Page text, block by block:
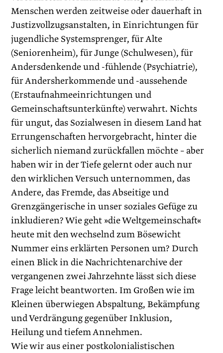
Menschen werden zeitweise oder dauerhaft in
Justizvollzugsanstalten, in Einrichtungen für
jugendliche Systemsprenger, für Alte
(Seniorenheim), für Junge (Schulwesen), für
Andersdenkende und -fühlende (Psychiatrie),
für Andersherkommende und -aussehende
(Erstaufnahmeeinrichtungen und
Gemeinschaftsunterkünfte) verwahrt. Nichts
für ungut, das Sozialwesen in diesem Land hat
Errungenschaften hervorgebracht, hinter die
sicherlich niemand zurückfallen möchte – aber
haben wir in der Tiefe gelernt oder auch nur
den wirklichen Versuch unternommen, das
Andere, das Fremde, das Abseitige und
Grenzgängerische in unser soziales Gefüge zu
inkludieren? Wie geht »die Weltgemeinschaft«
heute mit den wechselnd zum Bösewicht
Nummer eins erklärten Personen um? Durch
einen Blick in die Nachrichtenarchive der
vergangenen zwei Jahrzehnte lässt sich diese
Frage leicht beantworten. Im Großen wie im
Kleinen überwiegen Abspaltung, Bekämpfung
und Verdrängung gegenüber Inklusion,
Heilung und tiefem An­nehmen.
Wie wir aus einer postkolonialistischen